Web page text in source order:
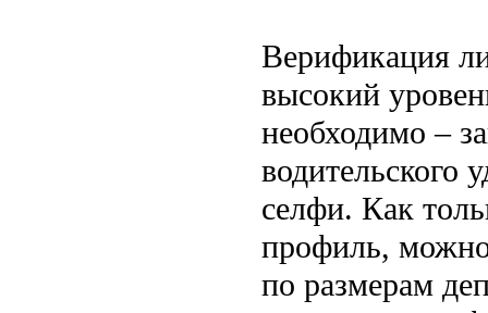
Верификация
высокий
необходимо –
водительского
селфи. Как
профиль, можно
по размерам